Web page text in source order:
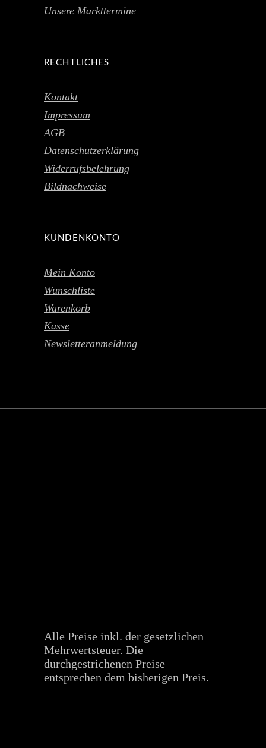
Unsere Markttermine
RECHTLICHES
Kontakt
Impressum
AGB
Datenschutzerklärung
Widerrufsbelehrung
Bildnachweise
KUNDENKONTO
Mein Konto
Wunschliste
Warenkorb
Kasse
Newsletteranmeldung
Alle Preise inkl. der gesetzlichen
Mehrwertsteuer. Die
durchgestrichenen Preise
entsprechen dem bisherigen Preis.